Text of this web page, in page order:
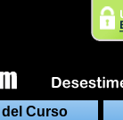
Curso